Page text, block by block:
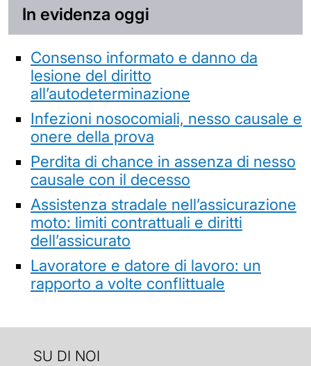
In evidenza oggi
Consenso informato e danno da
lesione del diritto
all’autodeterminazione
Infezioni nosocomiali, nesso causale e
onere della prova
Perdita di chance in assenza di nesso
causale con il decesso
Assistenza stradale nell’assicurazione
moto: limiti contrattuali e diritti
dell’assicurato
Lavoratore e datore di lavoro: un
rapporto a volte conflittuale
SU DI NOI